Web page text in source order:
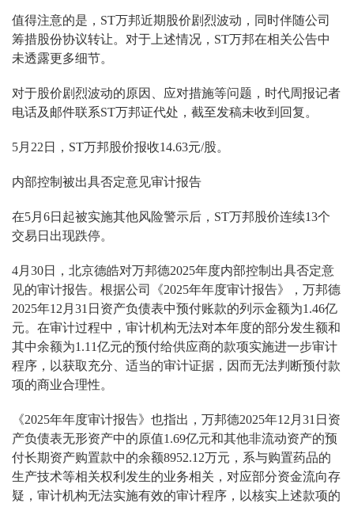
值得注意的是，ST万邦近期股价剧烈波动，同时伴随公司
筹措股份协议转让。对于上述情况，ST万邦在相关公告中
未透露更多细节。
对于股价剧烈波动的原因、应对措施等问题，时代周报记者
电话及邮件联系ST万邦证代处，截至发稿未收到回复。
5月22日，ST万邦股价报收14.63元/股。
内部控制被出具否定意见审计报告
在5月6日起被实施其他风险警示后，ST万邦股价连续13个
交易日出现跌停。
4月30日，北京德皓对万邦德2025年度内部控制出具否定意
见的审计报告。根据公司《2025年年度审计报告》，万邦德
2025年12月31日资产负债表中预付账款的列示金额为1.46亿
元。在审计过程中，审计机构无法对本年度的部分发生额和
其中余额为1.11亿元的预付给供应商的款项实施进一步审计
程序，以获取充分、适当的审计证据，因而无法判断预付款
项的商业合理性。
《2025年年度审计报告》也指出，万邦德2025年12月31日资
产负债表无形资产中的原值1.69亿元和其他非流动资产的预
付长期资产购置款中的余额8952.12万元，系与购置药品的
生产技术等相关权利发生的业务相关，对应部分资金流向存
疑，审计机构无法实施有效的审计程序，以核实上述款项的